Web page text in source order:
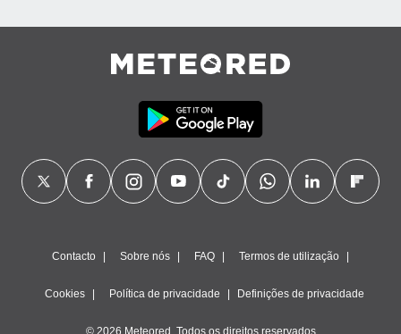
Contacto Sobre nós FAQ Termos de utilização
Cookies Política de privacidade Definições de privacidade
© 2026 Meteored. Todos os direitos reservados